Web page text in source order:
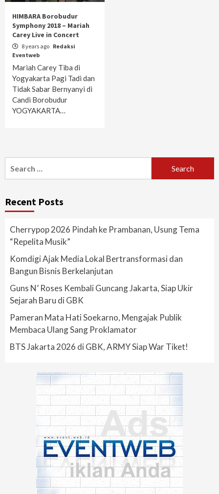
HIMBARA Borobudur
Symphony 2018 – Mariah
Carey Live in Concert
8 years ago Redaksi
Eventweb
Mariah Carey Tiba di
Yogyakarta Pagi Tadi dan
Tidak Sabar Bernyanyi di
Candi Borobudur
YOGYAKARTA…
for:
Recent Posts
Cherrypop 2026 Pindah ke Prambanan, Usung Tema
“Repelita Musik”
Komdigi Ajak Media Lokal Bertransformasi dan
Bangun Bisnis Berkelanjutan
Guns N’ Roses Kembali Guncang Jakarta, Siap Ukir
Sejarah Baru di GBK
Pameran Mata Hati Soekarno, Mengajak Publik
Membaca Ulang Sang Proklamator
BTS Jakarta 2026 di GBK, ARMY Siap War Tiket!